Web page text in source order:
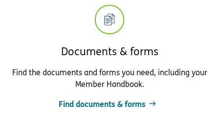
Documents & forms
Find the documents and forms you need, including your
Member Handbook.
Find documents & forms